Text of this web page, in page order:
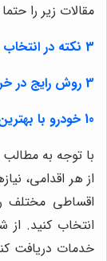
مقالات زیر را
3 نکته در انتخاب طرح خرید اقساطی خودرو
3 روش رایج در خرید اقساطی خودرو
10 خودرو با بهترین شرایط خرید اقساطی خودرو
با توجه به
از هر اقدامی،
اقساطی مختلف
انتخاب کنید.
خدمات دریافت